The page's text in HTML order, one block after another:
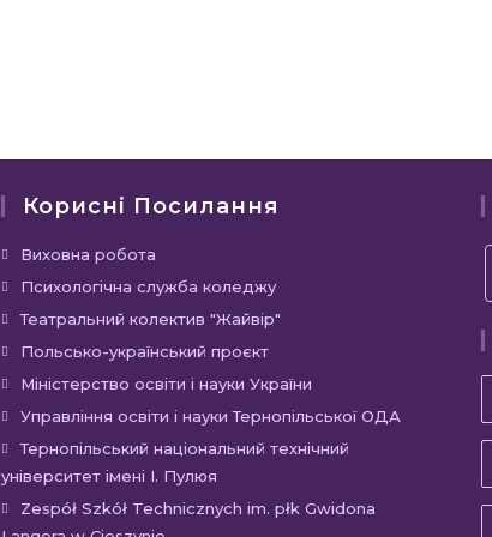
Корисні Посилання
Виховна роботаВідкриється
в
новій
вкладці
Психологічна служба коледжуВідкриється
в
вкладці
Театральний колектив "Жайвір"Відкриється
новій
вкладці
Польсько-український проєктВідкриється
в
новій
вкладці
Міністерство освіти і науки УкраїниВідкриється
в
новій
Управління освіти і науки Тернопільської ОДА
Тернопільський національний технічний
університет імені І. Пулюя
новій
Zespół Szkół Technicznych im. płk Gwidona